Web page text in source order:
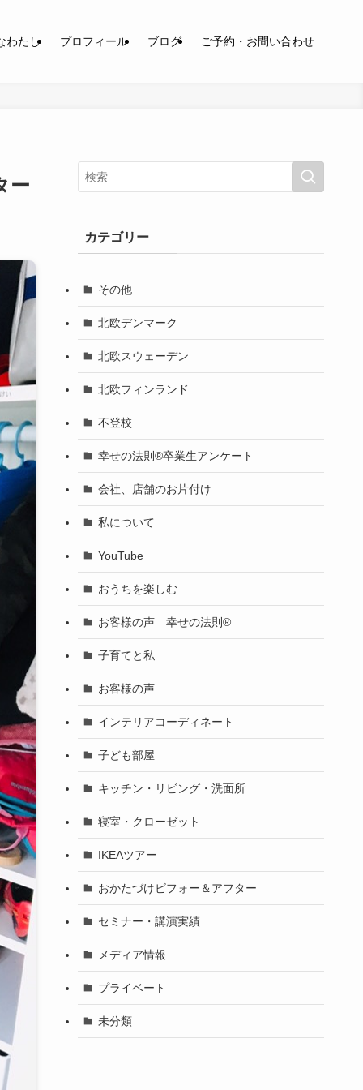
わたし プロフィール ブログ ご予約・お問い合わせ
ー
カテゴリー
その他
北欧デンマーク
北欧スウェーデン
北欧フィンランド
不登校
幸せの法則®卒業生アンケート
会社、店舗のお片付け
私について
YouTube
おうちを楽しむ
お客様の声 幸せの法則®︎
子育てと私
お客様の声
インテリアコーディネート
子ども部屋
キッチン・リビング・洗面所
寝室・クローゼット
IKEAツアー
おかたづけビフォー＆アフター
セミナー・講演実績
メディア情報
プライベート
未分類